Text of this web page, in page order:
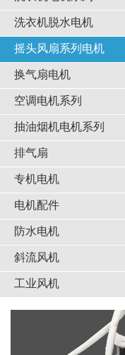
洗衣机脱水电机
摇头风扇系列电机
换气扇电机
空调电机系列
抽油烟机电机系列
排气扇
专机电机
电机配件
防水电机
斜流风机
工业风机